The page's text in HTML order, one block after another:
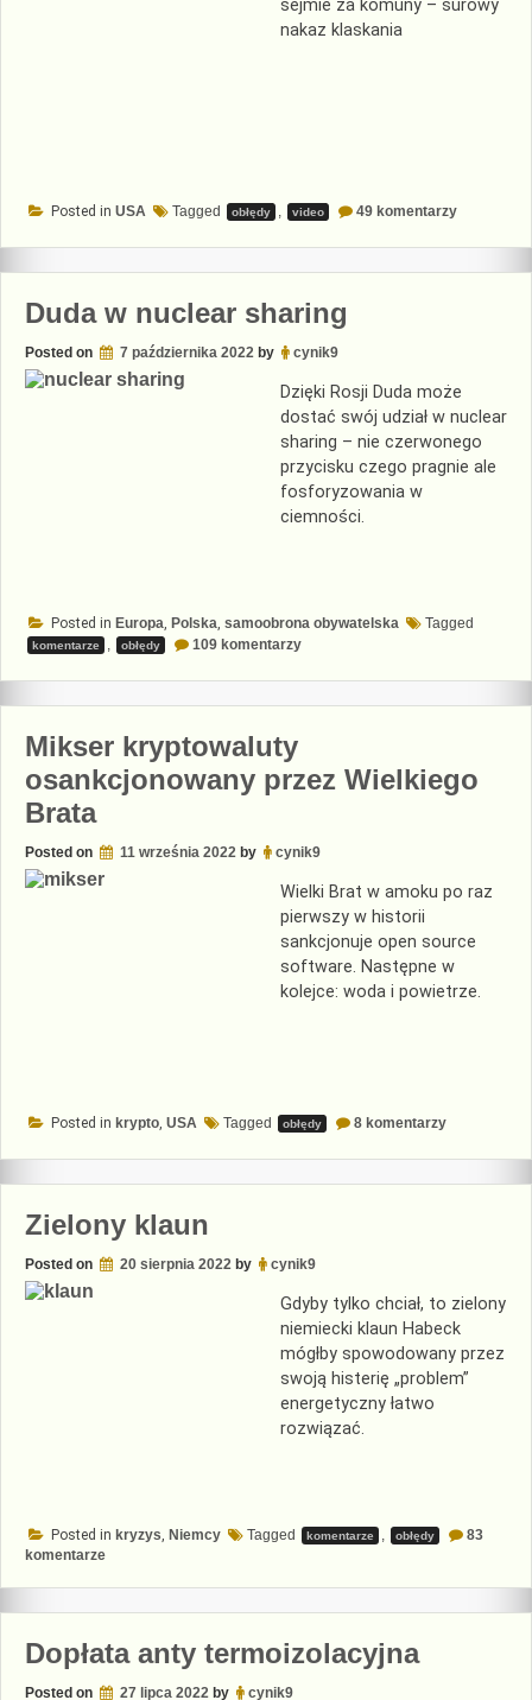
sejmie za komuny – surowy
nakaz klaskania
Posted in USA Tagged obłędy , video 49 komentarzydo
Duda w nuclear sharing
Posted on 7 października 2022 by cynik9
Dzięki Rosji Duda może
dostać swój udział w nuclear
sharing – nie czerwonego
przycisku czego pragnie ale
fosforyzowania w
ciemności.
Posted in Europa, Polska, samoobrona obywatelska Tagged
komentarze , obłędy 109 komentarzydo
sharing
Mikser kryptowaluty
osankcjonowany przez Wielkiego
Brata
Posted on 11 września 2022 by cynik9
Wielki Brat w amoku po raz
pierwszy w historii
sankcjonuje open source
software. Następne w
kolejce: woda i powietrze.
Posted in krypto, USA Tagged obłędy 8 komentarzydo
przez
Zielony klaun
Posted on 20 sierpnia 2022 by cynik9
Gdyby tylko chciał, to zielony
niemiecki klaun Habeck
mógłby spowodowany przez
swoją histerię „problem”
energetyczny łatwo
rozwiązać.
Posted in kryzys, Niemcy Tagged komentarze , obłędy
83
komentarzedo
klaun
Dopłata anty termoizolacyjna
Posted on 27 lipca 2022 by cynik9